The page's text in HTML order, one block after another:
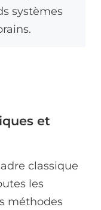
systèmes
et
classique
les
méthodes